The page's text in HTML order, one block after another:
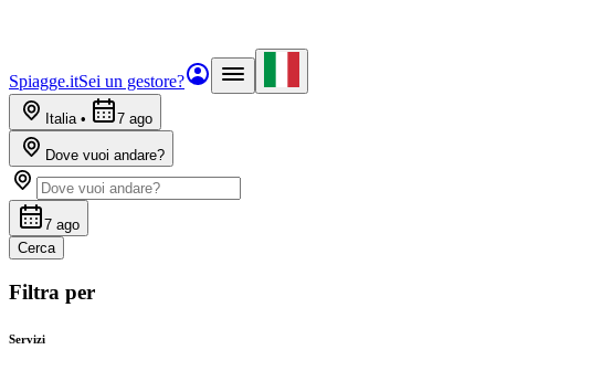
Spiagge.itSei un gestore?
Italia• 7 ago
Dove vuoi andare?
7 ago
Cerca
Filtra per
Servizi